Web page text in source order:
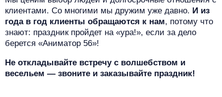
клиентами. Со многими мы дружим уже давно. И из
года в год клиенты обращаются к нам, потому что
знают: праздник пройдет на «ура!», если за дело
берется «Аниматор 56»!
Не откладывайте встречу с волшебством и
весельем — звоните и заказывайте праздник!